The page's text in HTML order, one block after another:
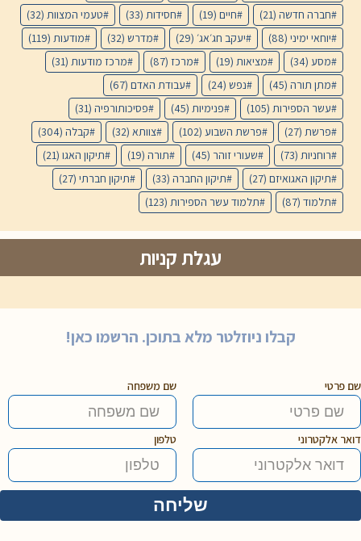
חברה חדשה (21) חיים (19) חסידות (33) טעמי המצוות (32)
יוחאי ימיני (88) יעקב חג׳אג׳ (29) מדרש (32) מודעות (119)
מסע (34) מציאות (19) מרכז (87) מרכז מודעות (31)
מתן תורה (45) נפש (24) עבודת האדם (67)
עשר הספירות (105) פנימיות (45) פסיכותורפיה (31)
פרשת (27) פרשת השבוע (102) צוותא (32) קבלה (304)
רוחניות (73) שעורי זוהר (45) תורה (19) תיקון האגו (21)
תיקון האגואיזם (27) תיקון החברה (33) תיקון חברתי (27)
תלמוד (87) תלמוד עשר הספירות (123)
עגלת קניות
קבלו ניוזלטר מלא בתוכן. הרשמו כאן!
שם פרטי שם משפחה
דואר אלקטרוני טלפון